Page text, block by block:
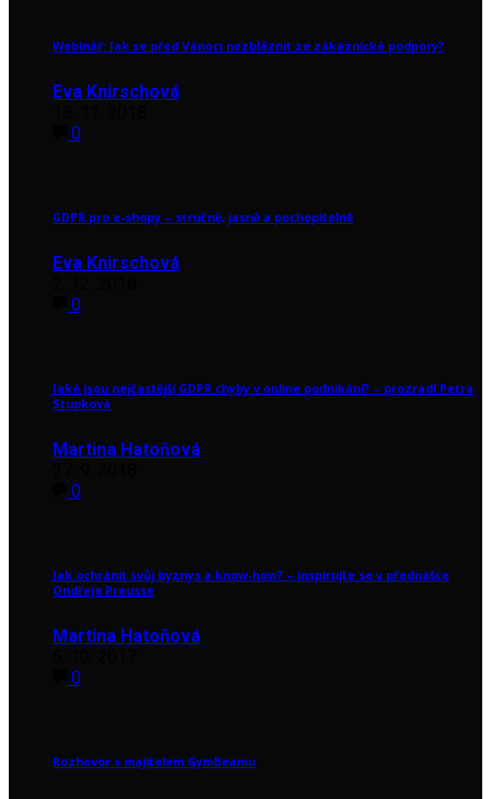
Webinář: Jak se před Vánoci nezbláznit ze zákaznické podpory?
Eva Knirschová
0
GDPR pro e-shopy – stručně, jasně a pochopitelně
Eva Knirschová
0
Jaké jsou nejčastější GDPR chyby v online podnikání? – prozradí Petra
Stupková
Martina Hatoňová
0
Jak ochránit svůj byznys a know-how? – inspirujte se v přednášce
Ondřeje Preusse
Martina Hatoňová
0
Rozhovor s majitelem GymBeamu